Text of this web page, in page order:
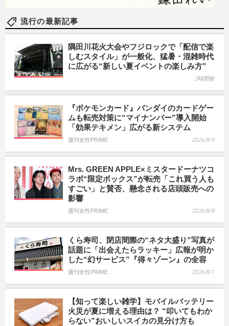
流行の最新記事
隅田川花火大会やフジロックで「配信で楽
しむスタイル」が一般化、猛暑・混雑時代
に広がる“新しい夏イベントの楽しみ方”
2時間前
『ポケモンカード』バンダイのカードゲー
ムも転売対策に“マイナンバー”導入開始
「効果テキメン」広がる新システム
週刊女性PRIME 2026/8/9
Mrs. GREEN APPLE×ミスタードーナツコ
ラボ“限定ボックス”が転売「これ買う人も
すごい」と賛否、懸念される店頭販売への
影響
週刊女性PRIME 2026/8/8
くら寿司、閉店間際の“ネタ大盛り”写真が
話題に「出会えたらラッキー」広報が明か
した“幻サービス”『得々ゾーン』の全容
週刊女性PRIME 2026/8/7
【知って楽しい雑学】モバイルバッテリー
火災が夏に増える理由は？ “叩いてもわか
らない”おいしいスイカの見分け方も